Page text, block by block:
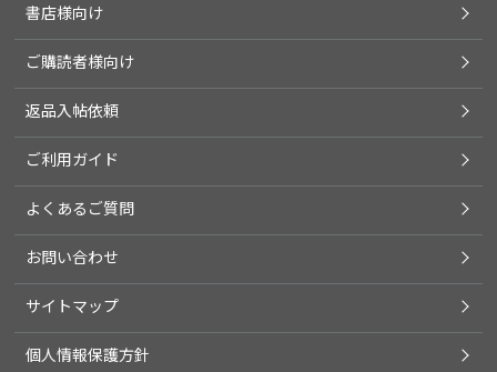
書店様向け
ご購読者様向け
返品入帖依頼
ご利用ガイド
よくあるご質問
お問い合わせ
サイトマップ
個人情報保護方針